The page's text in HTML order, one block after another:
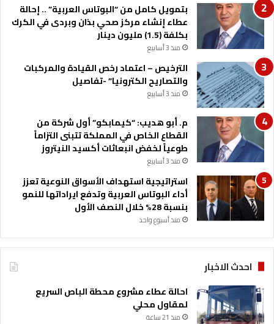
بتمويل كامل من “البوتاس العربية” .. إحالة
عطاء إنشاء مركز صحي بذان وبردى في الكرك
بكلفة (1.5) مليون دينار
منذ 3 أسابيع
الترخيص – اعتماد رخص القيادة والمركبات
والتصاريح الكترونيا” -تفاصيل
منذ 3 أسابيع
م. أبو هديب: “كيمابكو” أول شركة من
القطاع الخاص في المملكة تتبنى التزاماً
طوعياً لخفض انبعاثات أكسيد النيتروز
منذ 3 أسابيع
استراتيجية استهداف الأسواق النوعية تعزز
أداء البوتاس العربية وتدفع ايراداتها للنمو
بنسبة 28% خلال النصف الأول
منذ أسبوع واحد
احدث الاخبار
احالة عطاء مشروع محطة الباص السريع
لمقاول محلي
منذ 21 ساعة